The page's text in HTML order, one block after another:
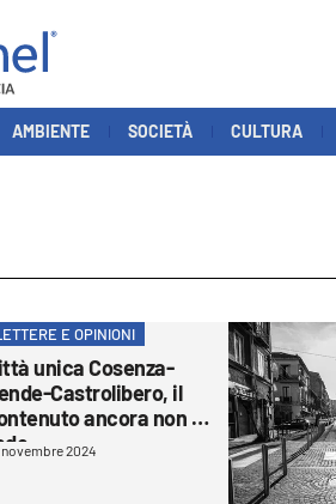
AMBIENTE SOCIETÀ CULTURA
E OPINIONI
unica Cosenza-
Castrolibero, il
ancora non si
novembre 2024